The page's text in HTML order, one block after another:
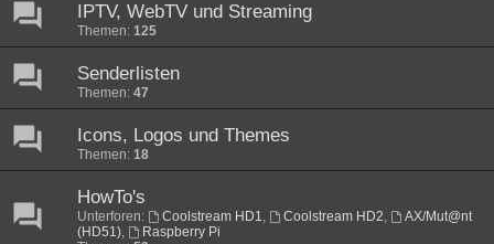
IPTV, WebTV und Streaming
Themen: 125
Senderlisten
Themen: 47
Icons, Logos und Themes
Themen: 18
HowTo's
Unterforen: Coolstream HD1, Coolstream HD2,
AX/Mut@nt
(HD51),
Raspberry Pi